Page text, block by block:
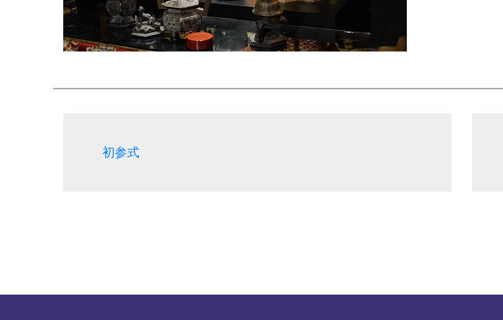
初参式